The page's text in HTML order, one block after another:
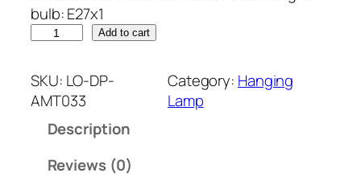
bulb: E27x1
Add to cart
SKU: LO-DP-
AMT033
Category: Hanging
Lamp
Description
Reviews (0)